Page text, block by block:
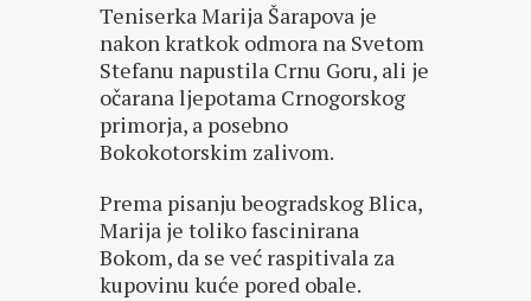
Teniserka Marija Šarapova je
nakon kratkok odmora na Svetom
Stefanu napustila Crnu Goru, ali je
očarana ljepotama Crnogorskog
primorja, a posebno
Bokokotorskim zalivom.
Prema pisanju beogradskog Blica,
Marija je toliko fascinirana
Bokom, da se već raspitivala za
kupovinu kuće pored obale.